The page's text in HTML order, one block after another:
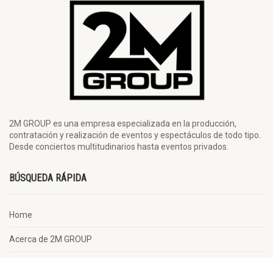
2M GROUP es una empresa especializada en la producción,
contratación y realización de eventos y espectáculos de todo tipo.
Desde conciertos multitudinarios hasta eventos privados.
BÚSQUEDA RÁPIDA
Home
Acerca de 2M GROUP